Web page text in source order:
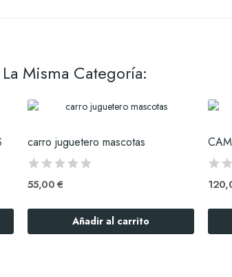
Misma Categoría:
carro juguetero mascotas
55,00 €
Añadir al carrito